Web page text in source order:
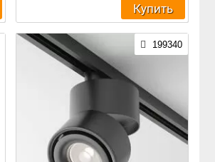
Купить
199340